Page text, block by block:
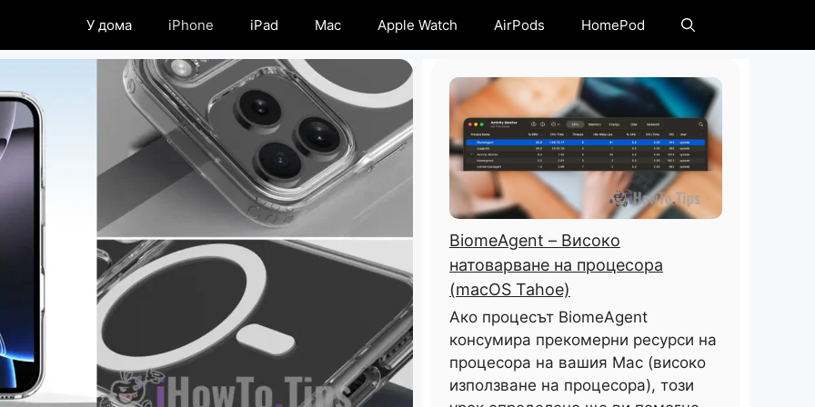
У дома iPhone iPad Mac Apple Watch AirPods HomePod
BiomeAgent – ​​Високо
натоварване на процесора
(macOS Tahoe)
Ако процесът BiomeAgent
консумира прекомерни ресурси на
процесора на вашия Mac (високо
използване на процесора), този